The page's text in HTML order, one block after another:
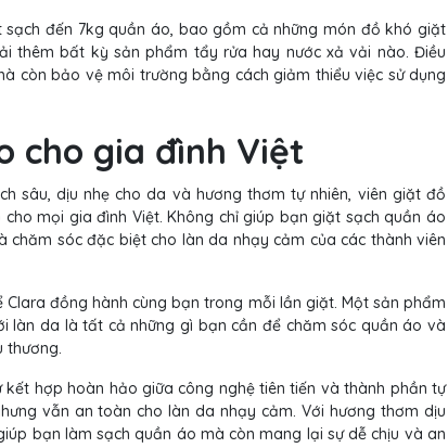
đến 7kg quần áo, bao gồm cả những món đồ khó giặt
thêm bất kỳ sản phẩm tẩy rửa hay nước xả vải nào. Điều
còn bảo vệ môi trường bằng cách giảm thiểu việc sử dụng
cho gia đình Việt
sâu, dịu nhẹ cho da và hương thơm tự nhiên, viên giặt đồ
mọi gia đình Việt. Không chỉ giúp bạn giặt sạch quần áo
chăm sóc đặc biệt cho làn da nhạy cảm của các thành viên
đồng hành cùng bạn trong mỗi lần giặt. Một sản phẩm
làn da là tất cả những gì bạn cần để chăm sóc quần áo và
thương.
kết hợp hoàn hảo giữa công nghệ tiên tiến và thành phần tự
vẫn an toàn cho làn da nhạy cảm. Với hương thơm dịu
bạn làm sạch quần áo mà còn mang lại sự dễ chịu và an